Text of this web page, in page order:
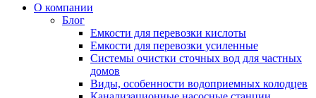
О компании
Блог
Емкости для перевозки кислоты
Емкости для перевозки усиленные
Системы очистки сточных вод для частных
домов
Виды, особенности водоприемных колодцев